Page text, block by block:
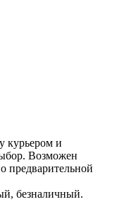
курьером и
Возможен
предварительной
безналичный.